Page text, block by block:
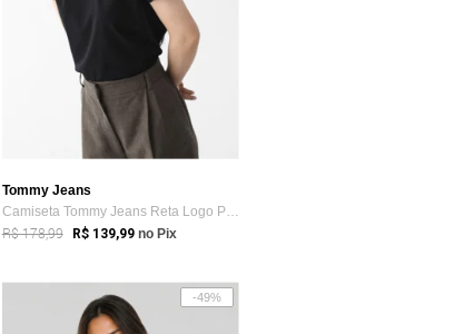
Tommy Jeans
Camiseta Tommy Jeans Reta Logo Preta
R$ 178,99 R$ 139,99 no Pix
-49%